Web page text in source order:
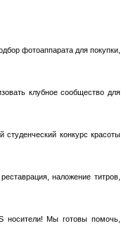
фотоаппарата для покупки,
клубное сообщество для
конкурс красоты
наложение титров,
носители! Мы готовы помочь,